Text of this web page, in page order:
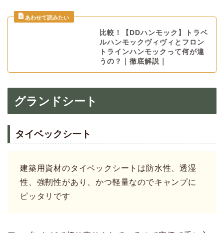
比較！【DDハンモック】トラベ
ルハンモックヴィヴィとフロン
トラインハンモックって何が違
うの？｜徹底解説｜
グランドシート
タイベックシート
建築用資材のタイベックシートは防水性、透湿
性、強靭性があり、かつ軽量なのでキャンプに
ピッタリです